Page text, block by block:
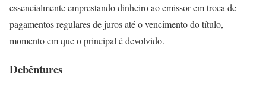
essencialmente emprestando dinheiro ao emissor em troca de
pagamentos regulares de juros até o vencimento do título,
momento em que o principal é devolvido.
Debêntures